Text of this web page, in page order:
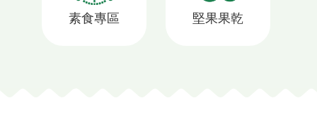
素食專區 堅果果乾